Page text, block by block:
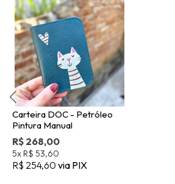
Carteira DOC - Petróleo
Pintura Manual
R$ 268,00
5x R$ 53,60
R$ 254,60 via PIX